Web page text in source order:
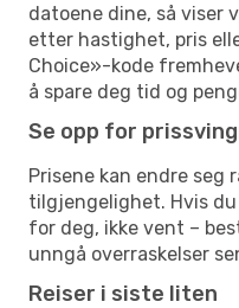
datoene dine, så viser
etter hastighet, pris
Choice»-kode
å spare deg tid og
Se opp for
Prisene kan endre seg
tilgjengelighet. Hvis
for deg, ikke vent –
unngå overraskelser
Reiser i siste liten